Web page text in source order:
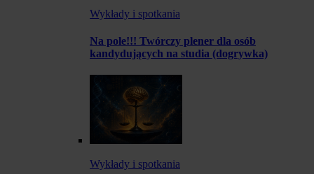
Wykłady i spotkania
Na pole!!! Twórczy plener dla osób
kandydujących na studia (dogrywka)
Wykłady i spotkania